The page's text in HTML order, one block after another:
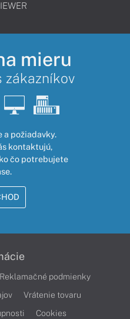
mieru
zákazníkov
a požiadavky.
kontaktujú,
čo potrebujete
Reklamačné podmienky
Vrátenie tovaru
Cookies